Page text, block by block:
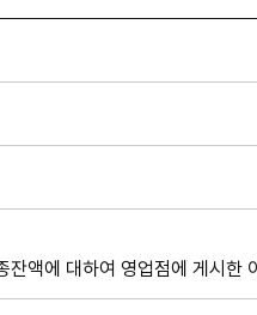
액에 대하여 영업점에 게시한